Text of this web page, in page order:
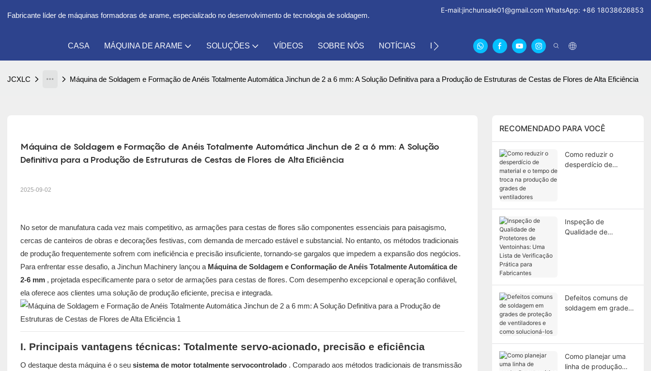
Fabricante líder de máquinas formadoras de arame, especializado no desenvolvimento de tecnologia de soldagem.
E-mail:jinchunsale01@gmail.com WhatsApp: +86 18038626853
CASA MÁQUINA DE ARAME SOLUÇÕES VÍDEOS SOBRE NÓS NOTÍCIAS ENTRE EM CONTATO CONOSCO SOBRE NÓS
JCXLC Máquina de Soldagem e Formação de Anéis Totalmente Automática Jinchun de 2 a 6 mm: A Solução Definitiva para a Produção de Estruturas de Cestas de Flores de Alta Eficiência
Máquina de Soldagem e Formação de Anéis Totalmente Automática Jinchun de 2 a 6 mm: A Solução
Definitiva para a Produção de Estruturas de Cestas de Flores de Alta Eficiência
2025-09-02
No setor de manufatura cada vez mais competitivo, as armações para cestas de flores são componentes essenciais para paisagismo,
cercas de canteiros de obras e decorações festivas, com demanda de mercado estável e substancial. No entanto, os métodos tradicionais
de produção frequentemente sofrem com ineficiência e precisão insuficiente, tornando-se gargalos que impedem a expansão dos negócios.
Para enfrentar esse desafio, a Jinchun Machinery lançou a Máquina de Soldagem e Conformação de Anéis Totalmente Automática de
2-6 mm, projetada especificamente para o setor de armações para cestas de flores. Com desempenho excepcional e operação confiável,
ela oferece aos clientes uma solução de produção eficiente, precisa e integrada.
I. Principais vantagens técnicas: Totalmente servo-acionado, precisão e eficiência
O destaque desta máquina é o seu sistema de motor totalmente servocontrolado. Comparado aos métodos tradicionais de transmissão
RECOMENDADO PARA VOCÊ
Como reduzir o
desperdício de
Inspeção de
Qualidade de
Defeitos comuns de
soldagem em grades
Como planejar uma
linha de produção